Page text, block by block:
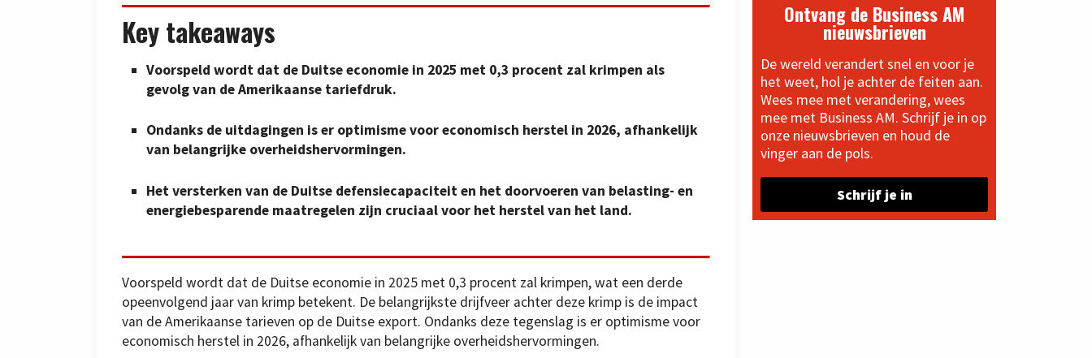
Key takeaways
Voorspeld wordt dat de Duitse economie in 2025 met 0,3 procent zal krimpen als
gevolg van de Amerikaanse tariefdruk.
Ondanks de uitdagingen is er optimisme voor economisch herstel in 2026, afhankelijk
van belangrijke overheidshervormingen.
Het versterken van de Duitse defensiecapaciteit en het doorvoeren van belasting- en
energiebesparende maatregelen zijn cruciaal voor het herstel van het land.
Voorspeld wordt dat de Duitse economie in 2025 met 0,3 procent zal krimpen, wat een derde
opeenvolgend jaar van krimp betekent. De belangrijkste drijfveer achter deze krimp is de impact
van de Amerikaanse tarieven op de Duitse export. Ondanks deze tegenslag is er optimisme voor
economisch herstel in 2026, afhankelijk van belangrijke overheidshervormingen.
Ontvang de Business AM
nieuwsbrieven
De wereld verandert snel en voor je
het weet, hol je achter de feiten aan.
Wees mee met verandering, wees
mee met Business AM. Schrijf je in op
onze nieuwsbrieven en houd de
vinger aan de pols.
Schrijf je in